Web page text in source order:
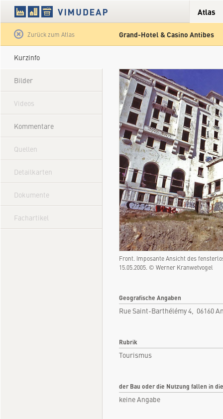
Atlas
Zurück zum Atlas Grand-Hotel & Casino Antibes
Kurzinfo
Bilder
Videos
Kommentare
Quellen
Detailkarten
Dokumente
Fachartikel
Front. Imposante Ansicht des
15.05.2005. © Werner Kranwetvogel
Geografische Angaben
Rue Saint-Barthélémy 4, 06160
Rubrik
Tourismus
der Bau oder die Nutzung fallen in
keine Angabe
Satellit Hybrid Gelände Straße